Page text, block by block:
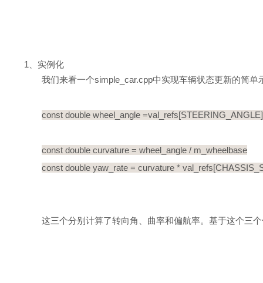
1、实例化
我们来看一个simple_car.cpp中实现车辆状态更新的简单
const double wheel_angle
const double curvature = wheel_angle / m_wheelbase
const double yaw_rate = curvature *
这三个分别计算了转向角、曲率和偏航率。基于这个三